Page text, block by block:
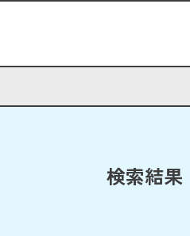
検索結果